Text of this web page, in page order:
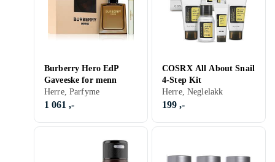
Burberry Hero EdP
Gaveeske for menn
Herre, Parfyme
1 061 ,-
COSRX All About Snail
4-Step Kit
Herre, Neglelakk
199 ,-